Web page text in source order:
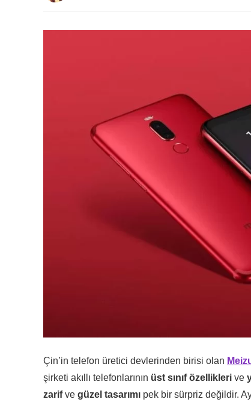
Çin’in telefon üretici devlerinden birisi olan
şirketi akıllı telefonlarının üst sınıf özellikleri ve
zarifve güzel tasarımı pek bir sürpriz değildir.